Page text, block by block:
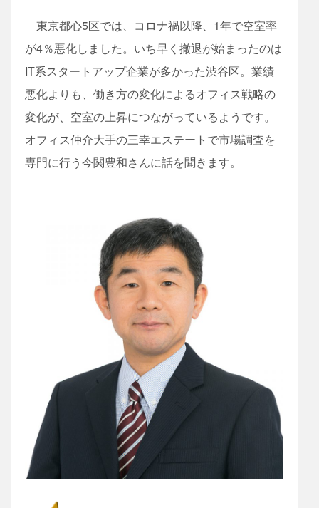
東京都心5区では、コロナ禍以降、1年で空室率
が4％悪化しました。いち早く撤退が始まったのは
IT系スタートアップ企業が多かった渋谷区。業績
悪化よりも、働き方の変化によるオフィス戦略の
変化が、空室の上昇につながっているようです。
オフィス仲介大手の三幸エステートで市場調査を
専門に行う今関豊和さんに話を聞きます。